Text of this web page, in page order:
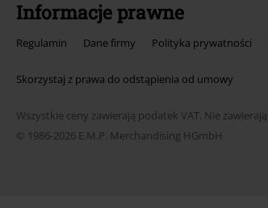
Informacje prawne
Regulamin Dane firmy Polityka prywatności
Skorzystaj z prawa do odstąpienia od umowy
Wszystkie ceny zawierają podatek VAT. Nie zawierają
© 1986-2026 E.M.P. Merchandising HGmbH